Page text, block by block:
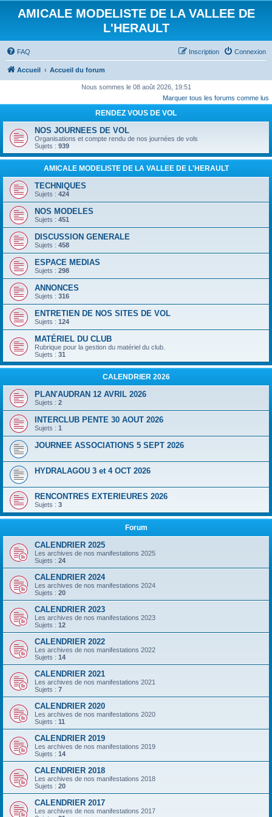
AMICALE MODELISTE DE LA VALLEE DE
L'HERAULT
FAQ Connexion
Inscription
Accueil Accueil du forum
Nous sommes le 08 août 2026, 19:51
Marquer tous les forums comme lus
RENDEZ VOUS DE VOL
NOS JOURNEES DE VOL
Organisations et compte rendu de nos journées de vols
Sujets : 939
AMICALE MODELISTE DE LA VALLEE DE L'HERAULT
TECHNIQUES
Sujets : 424
NOS MODELES
Sujets : 451
DISCUSSION GENERALE
Sujets : 458
ESPACE MEDIAS
Sujets : 298
ANNONCES
Sujets : 316
ENTRETIEN DE NOS SITES DE VOL
Sujets : 124
MATÉRIEL DU CLUB
Rubrique pour la gestion du matériel du club.
Sujets : 31
CALENDRIER 2026
PLAN'AUDRAN 12 AVRIL 2026
Sujets : 2
INTERCLUB PENTE 30 AOUT 2026
Sujets : 1
JOURNEE ASSOCIATIONS 5 SEPT 2026
HYDRALAGOU 3 et 4 OCT 2026
RENCONTRES EXTERIEURES 2026
Sujets : 3
Forum
CALENDRIER 2025
Les archives de nos manifestations 2025
Sujets : 24
CALENDRIER 2024
Les archives de nos manifestations 2024
Sujets : 20
CALENDRIER 2023
Les archives de nos manifestations 2023
Sujets : 12
CALENDRIER 2022
Les archives de nos manifestations 2022
Sujets : 14
CALENDRIER 2021
Les archives de nos manifestations 2021
Sujets : 7
CALENDRIER 2020
Les archives de nos manifestations 2020
Sujets : 11
CALENDRIER 2019
Les archives de nos manifestations 2019
Sujets : 14
CALENDRIER 2018
Les archives de nos manifestations 2018
Sujets : 20
CALENDRIER 2017
Les archives de nos manifestations 2017